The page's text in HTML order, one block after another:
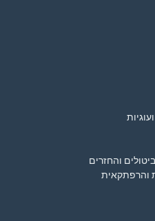
והחזרים
והרפתקאית